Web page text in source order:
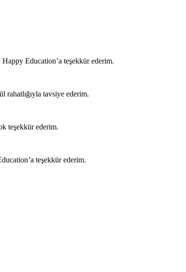
Education’a teşekkür ederim.
rahatlığıyla tavsiye ederim.
teşekkür ederim.
teşekkür ederim.